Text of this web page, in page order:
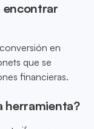
encontrar
en
que se
financieras.
herramienta?